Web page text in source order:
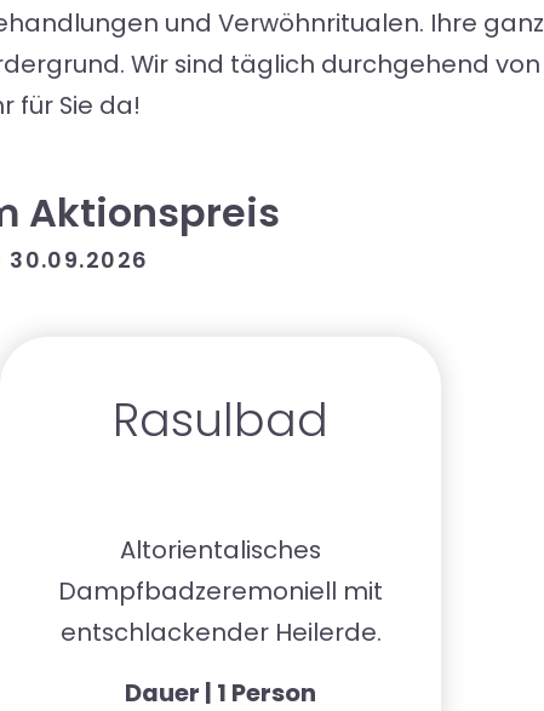
und Verwöhnritualen. Ihre ganz
Wir sind täglich durchgehend von
für Sie da!
Aktionspreis
30.09.2026
Rasulbad
Altorientalisches
Dampfbadzeremoniell mit
entschlackender Heilerde.
Dauer | 1 Person